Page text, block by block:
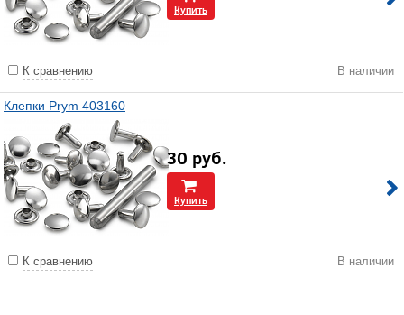
Купить
К сравнению В наличии
Клепки Prym 403160
30 руб.
Купить
К сравнению В наличии